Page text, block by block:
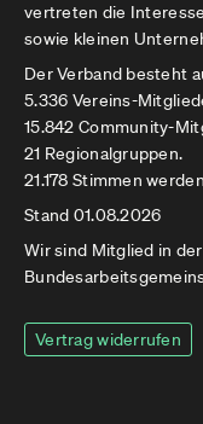
vertreten die
sowie kleinen
Der Verband besteht
5.336 Vereins-
15.842 Community-
21 Regionalgruppen.
21.178 Stimmen
Stand 01.08.2026
Wir sind Mitglied in der
Vertrag widerrufen